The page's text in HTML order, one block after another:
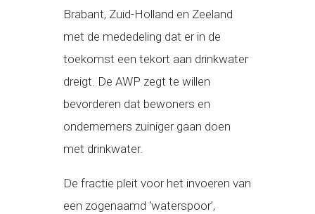
Brabant, Zuid-Holland en Zeeland
met de mededeling dat er in de
toekomst een tekort aan drinkwater
dreigt. De AWP zegt te willen
bevorderen dat bewoners en
ondernemers zuiniger gaan doen
met drinkwater.
De fractie pleit voor het invoeren van
een zogenaamd ‘waterspoor’,